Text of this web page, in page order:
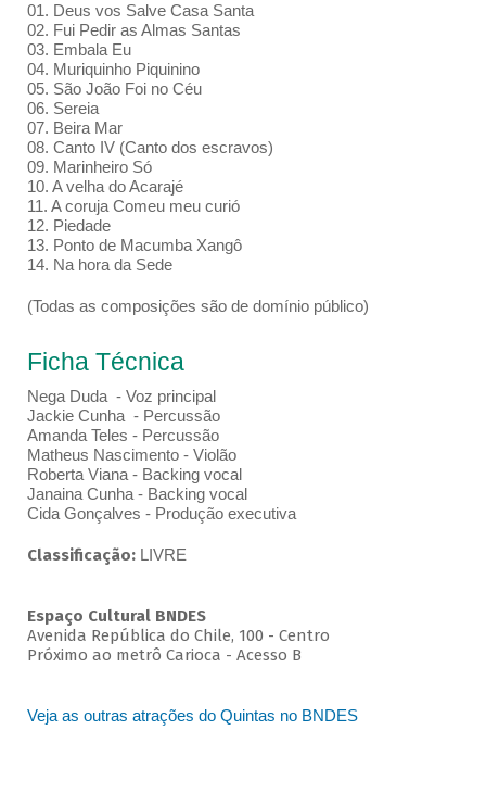
01. Deus vos Salve Casa Santa
02. Fui Pedir as Almas Santas
03. Embala Eu
04. Muriquinho Piquinino
05. São João Foi no Céu
06. Sereia
07. Beira Mar
08. Canto IV (Canto dos escravos)
09. Marinheiro Só
10. A velha do Acarajé
11. A coruja Comeu meu curió
12. Piedade
13. Ponto de Macumba Xangô
14. Na hora da Sede
(Todas as composições são de domínio público)
Ficha Técnica
Nega Duda - Voz principal
Jackie Cunha - Percussão
Amanda Teles - Percussão
Matheus Nascimento - Violão
Roberta Viana - Backing vocal
Janaina Cunha - Backing vocal
Cida Gonçalves - Produção executiva
Classificação: LIVRE
Espaço Cultural BNDES
Avenida República do Chile, 100 - Centro
Próximo ao metrô Carioca - Acesso B
Veja as outras atrações do Quintas no BNDES